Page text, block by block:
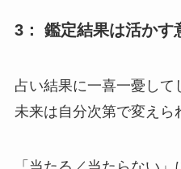
3： 鑑定結果は活かす
占い結果に一喜一憂して
未来は自分次第で変えら